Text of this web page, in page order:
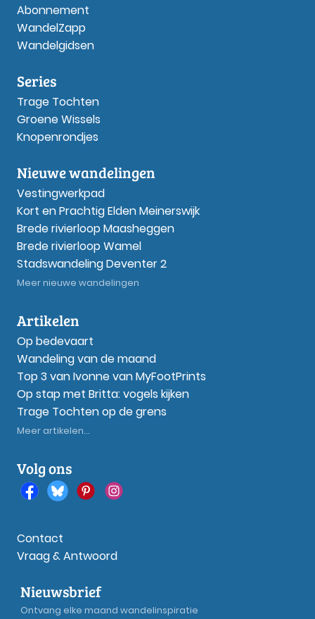
Abonnement
WandelZapp
Wandelgidsen
Series
Trage Tochten
Groene Wissels
Knopenrondjes
Nieuwe wandelingen
Vestingwerkpad
Kort en Prachtig Elden Meinerswijk
Brede rivierloop Maasheggen
Brede rivierloop Wamel
Stadswandeling Deventer 2
Meer nieuwe wandelingen
Artikelen
Op bedevaart
Wandeling van de maand
Top 3 van Ivonne van MyFootPrints
Op stap met Britta: vogels kijken
Trage Tochten op de grens
Meer artikelen...
Volg ons
Contact
Vraag & Antwoord
Nieuwsbrief
Ontvang elke maand wandelinspiratie